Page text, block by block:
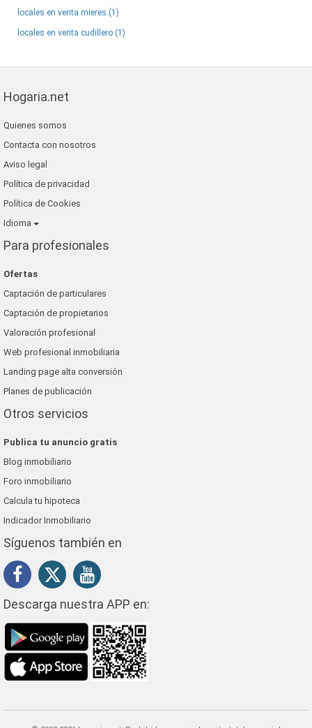
locales en venta mieres (1)
locales en venta cudillero (1)
Hogaria.net
Quienes somos
Contacta con nosotros
Aviso legal
Política de privacidad
Política de Cookies
Idioma
Para profesionales
Ofertas
Captación de particulares
Captación de propietarios
Valoración profesional
Web profesional inmobiliaria
Landing page alta conversión
Planes de publicación
Otros servicios
Publica tu anuncio gratis
Blog inmobiliario
Foro inmobiliario
Calcula tu hipoteca
Indicador Inmobiliario
Síguenos también en
Descarga nuestra APP en: